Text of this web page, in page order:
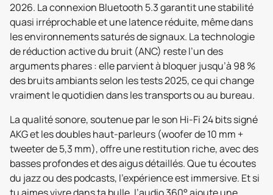
2026. La connexion Bluetooth 5.3 garantit une stabilité
quasi irréprochable et une latence réduite, même dans
les environnements saturés de signaux. La technologie
de réduction active du bruit (ANC) reste l’un des
arguments phares : elle parvient à bloquer jusqu’à 98 %
des bruits ambiants selon les tests 2025, ce qui change
vraiment le quotidien dans les transports ou au bureau.
La qualité sonore, soutenue par le son Hi-Fi 24 bits signé
AKG et les doubles haut-parleurs (woofer de 10 mm +
tweeter de 5,3 mm), offre une restitution riche, avec des
basses profondes et des aigus détaillés. Que tu écoutes
du jazz ou des podcasts, l’expérience est immersive. Et si